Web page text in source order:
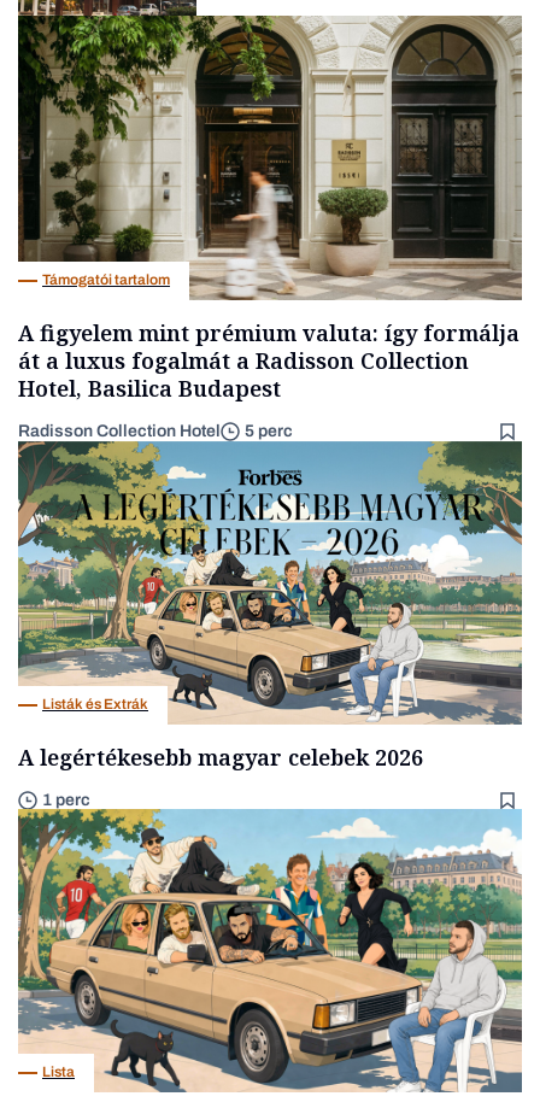
Társadalom
Támogatói tartalom
A figyelem mint prémium valuta: így formálja
át a luxus fogalmát a Radisson Collection
Hotel, Basilica Budapest
Radisson Collection Hotel 5 perc
Listák és Extrák
A legértékesebb magyar celebek 2026
1 perc
Lista